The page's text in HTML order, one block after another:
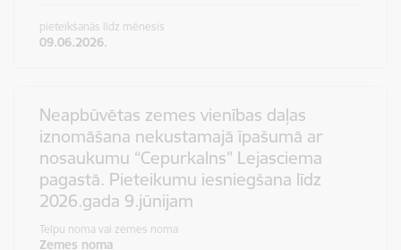
pieteikšanās līdz mēnesis
09.06.2026.
Neapbūvētas zemes vienības daļas
iznomāšana nekustamajā īpašumā ar
nosaukumu “Cepurkalns” Lejasciema
pagastā. Pieteikumu iesniegšana līdz
2026.gada 9.jūnijam
Telpu noma vai zemes noma
Zemes noma